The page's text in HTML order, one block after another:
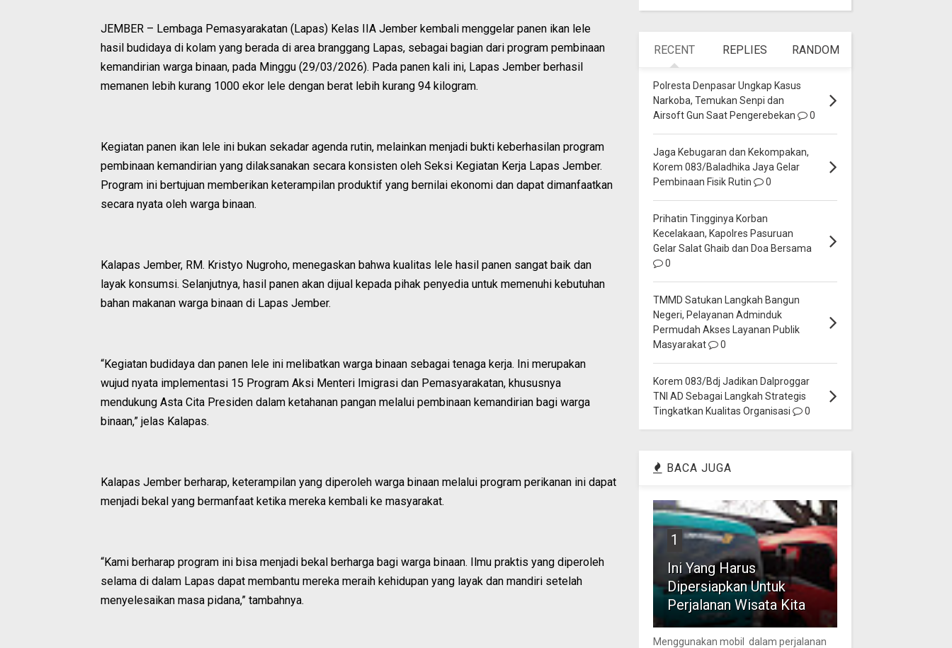
JEMBER – Lembaga Pemasyarakatan (Lapas) Kelas IIA Jember kembali menggelar panen ikan lele
hasil budidaya di kolam yang berada di area branggang Lapas, sebagai bagian dari program pembinaan
kemandirian warga binaan, pada Minggu (29/03/2026). Pada panen kali ini, Lapas Jember berhasil
memanen lebih kurang 1000 ekor lele dengan berat lebih kurang 94 kilogram.
Kegiatan panen ikan lele ini bukan sekadar agenda rutin, melainkan menjadi bukti keberhasilan program
pembinaan kemandirian yang dilaksanakan secara konsisten oleh Seksi Kegiatan Kerja Lapas Jember.
Program ini bertujuan memberikan keterampilan produktif yang bernilai ekonomi dan dapat dimanfaatkan
secara nyata oleh warga binaan.
Kalapas Jember, RM. Kristyo Nugroho, menegaskan bahwa kualitas lele hasil panen sangat baik dan
layak konsumsi. Selanjutnya, hasil panen akan dijual kepada pihak penyedia untuk memenuhi kebutuhan
bahan makanan warga binaan di Lapas Jember.
“Kegiatan budidaya dan panen lele ini melibatkan warga binaan sebagai tenaga kerja. Ini merupakan
wujud nyata implementasi 15 Program Aksi Menteri Imigrasi dan Pemasyarakatan, khususnya
mendukung Asta Cita Presiden dalam ketahanan pangan melalui pembinaan kemandirian bagi warga
binaan,” jelas Kalapas.
Kalapas Jember berharap, keterampilan yang diperoleh warga binaan melalui program perikanan ini dapat
menjadi bekal yang bermanfaat ketika mereka kembali ke masyarakat.
“Kami berharap program ini bisa menjadi bekal berharga bagi warga binaan. Ilmu praktis yang diperoleh
selama di dalam Lapas dapat membantu mereka meraih kehidupan yang layak dan mandiri setelah
menyelesaikan masa pidana,” tambahnya.
RECENT REPLIES RANDOM
Polresta Denpasar Ungkap Kasus
Narkoba, Temukan Senpi dan
Airsoft Gun Saat Pengerebekan
0
Jaga Kebugaran dan Kekompakan,
Korem 083/Baladhika Jaya Gelar
Pembinaan Fisik Rutin
0
Prihatin Tingginya Korban
Kecelakaan, Kapolres Pasuruan
Gelar Salat Ghaib dan Doa Bersama
0
TMMD Satukan Langkah Bangun
Negeri, Pelayanan Adminduk
Permudah Akses Layanan Publik
Masyarakat
0
Korem 083/Bdj Jadikan Dalproggar
TNI AD Sebagai Langkah Strategis
Tingkatkan Kualitas Organisasi
0
BACA JUGA
1
Ini Yang Harus
Dipersiapkan Untuk
Perjalanan Wisata Kita
Menggunakan mobil dalam perjalanan